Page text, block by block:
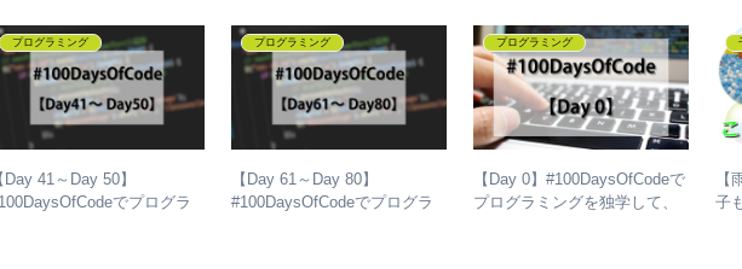
プログラミング
Day 41～Day 50】
でプログラ
プログラミング
【Day 61～Day 80】
#100DaysOfCodeでプログラ
プログラミング
【Day 0】#100DaysOfCodeで
プログラミングを独学して、
子